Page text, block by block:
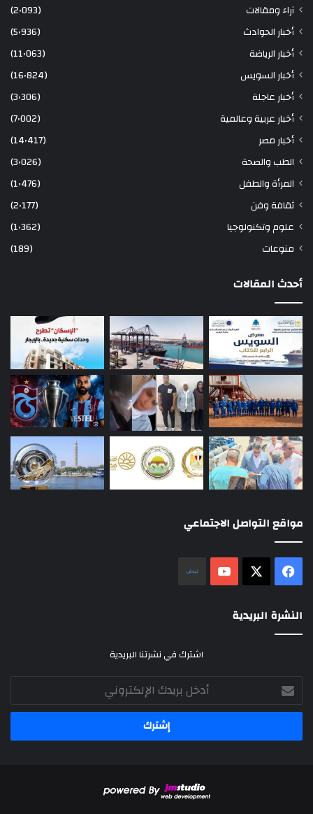
آراء ومقالات
(2٬093)
أخبار الحوادث
(5٬936)
أخبار الرياضة
(11٬063)
أخبار السويس
(16٬824)
أخبار عاجلة
(3٬306)
أخبار عربية وعالمية
(7٬002)
أخبار مصر
(14٬417)
الطب والصحة
(3٬026)
المرأة والطفل
(1٬476)
ثقافة وفن
(2٬177)
علوم وتكنولوجيا
(1٬362)
منوعات
(189)
أحدث المقالات
مواقع التواصل الاجتماعي
فيسبوك ‫YouTube
النشرة البريدية
اشترك في نشرتنا البريدية
أدخل
بريدك
الإلكتروني